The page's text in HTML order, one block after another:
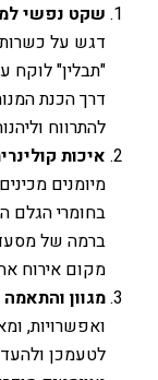
שקט נפשי
דגש על כשרות
"תבלין" לוקח
דרך הכנת
להתרווח
איכות
מיומנים
בחומרי הגלם
ברמה של
מקום אירוח
מגוון
ואפשרויות,
לטעמכן